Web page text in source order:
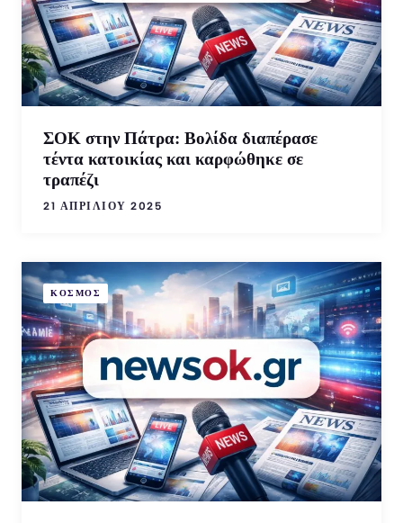
ΣΟΚ στην Πάτρα: Βολίδα διαπέρασε
τέντα κατοικίας και καρφώθηκε σε
τραπέζι
21 ΑΠΡΙΛΊΟΥ 2025
ΚΟΣΜΟΣ